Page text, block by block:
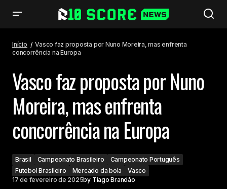
Europa
Início
Vasco faz proposta por Nuno Moreira, mas enfrenta
concorrência na Europa
Vasco faz proposta por Nuno
Moreira, mas enfrenta
concorrência na Europa
Brasil Campeonato Brasileiro
Campeonato Português
Futebol Brasileiro
Mercado da bola
Vasco
17 de fevereiro de 2025by Tiago Brandão